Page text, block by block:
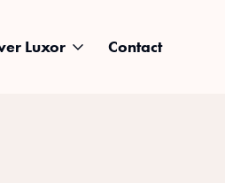
Luxor
Contact